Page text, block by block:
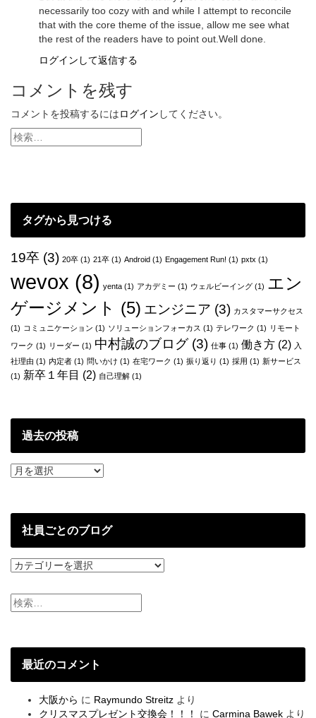
necessarily too cozy with and while I attempt to reconcile
that with the core theme of the issue, allow me see what
the rest of the readers have to point out.Well done.
ログインして返信する
コメントを残す
コメントを投稿するにはログイン してください。
タグから見つける
19卒 (3) 20卒 (1) 21卒 (1) Android (1) Engagement Run! (1) pxtx (1)
wevox (8) yenta (1) アカデミー (1) ウェルビーイング (1) エン
ゲージメント (5) エンジニア (3) カスタマーサクセス
(1) コミュニケーション (1) ソリューションフォーカス (1) テレワーク (1) リモート
ワーク (1) リーダー (1) 中村誠のブログ(3) 仕事 (1) 働き方 (2) 入
社理由 (1) 内定者 (1) 問いかけ (1) 在宅ワーク (1) 振り返り (1) 採用 (1) 新サービス
(1) 新卒１年目 (2) 自己理解 (1)
過去の投稿
過
投
社員ごとのブログ
社
ご
と
ロ
最近のコメント
大阪から に Raymundo Streitz より
クリスマスプレゼント交換会！！！
に Carmina Bawek より